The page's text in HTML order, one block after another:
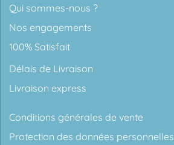
Qui sommes-nous ?
Nos engagements
100% Satisfait
Délais de Livraison
Livraison express
Conditions générales de vente
Protection des données personnelles